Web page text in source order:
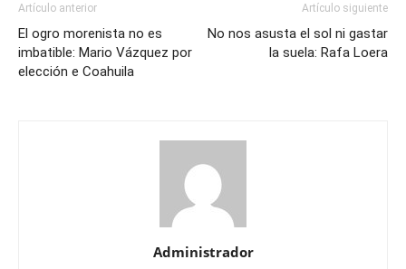
Artículo anterior
El ogro morenista no es
imbatible: Mario Vázquez por
elección e Coahuila
Artículo siguiente
No nos asusta el sol ni gastar
la suela: Rafa Loera
Administrador